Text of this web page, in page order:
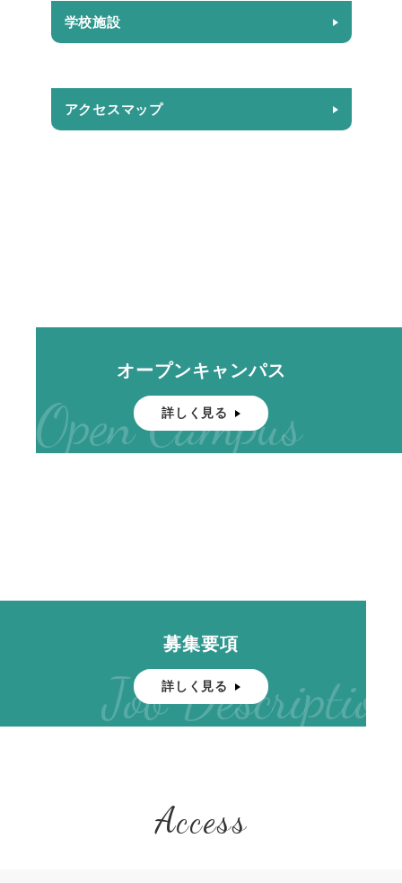
学校施設
アクセスマップ
Open Campus
オープンキャンパス
詳しく見る
Job Description
募集要項
詳しく見る
Access